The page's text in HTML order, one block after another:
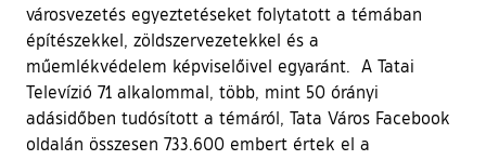
városvezetés egyeztetéseket folytatott a témában
építészekkel, zöldszervezetekkel és a
műemlékvédelem képviselőivel egyaránt. A Tatai
Televízió 71 alkalommal, több, mint 50 órányi
adásidőben tudósított a témáról, Tata Város Facebook
oldalán összesen 733.600 embert értek el a